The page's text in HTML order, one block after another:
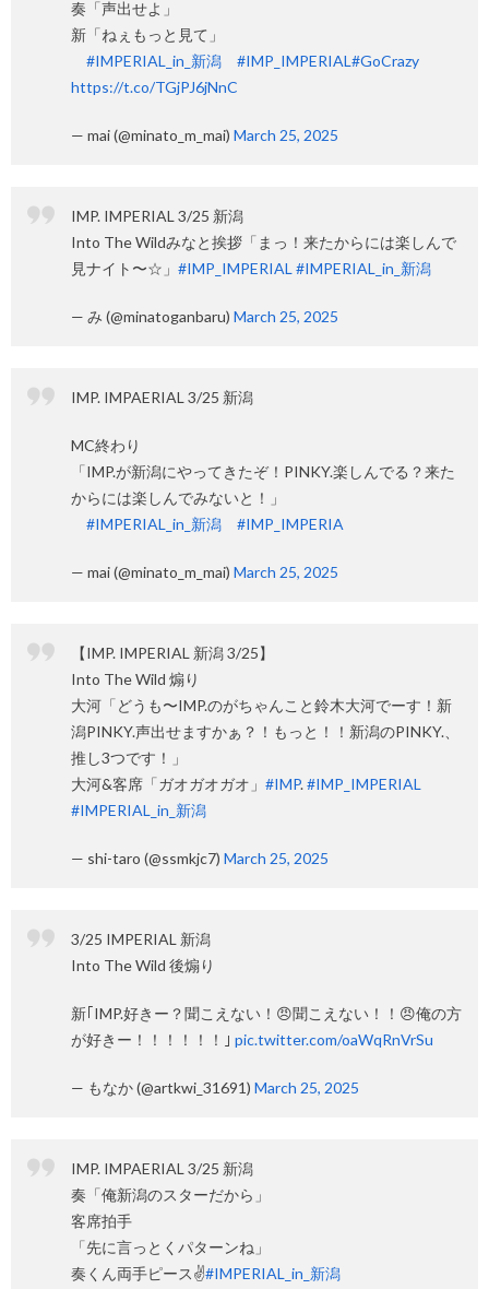
奏「声出せよ」
新「ねぇもっと見て」
#IMPERIAL_in_新潟
#IMP_IMPERIAL#GoCrazy
https://t.co/TGjPJ6jNnC
— mai (@minato_m_mai) March 25, 2025
IMP. IMPERIAL 3/25 新潟
Into The Wildみなと挨拶「まっ！来たからには楽しんで
見ナイト〜☆」 #IMP_IMPERIAL #IMPERIAL_in_新潟
— み (@minatoganbaru) March 25, 2025
IMP. IMPAERIAL 3/25 新潟
MC終わり
「IMP.が新潟にやってきたぞ！PINKY.楽しんでる？来た
からには楽しんでみないと！」
#IMPERIAL_in_新潟
#IMP_IMPERIA
— mai (@minato_m_mai) March 25, 2025
【IMP. IMPERIAL 新潟 3/25】
Into The Wild 煽り
大河「どうも〜IMP.のがちゃんこと鈴木大河でーす！新
潟PINKY.声出せますかぁ？！もっと！！新潟のPINKY.、
推し3つです！」
大河&客席「ガオガオガオ」 #IMP.#IMP_IMPERIAL
#IMPERIAL_in_新潟
— shi-taro (@ssmkjc7) March 25, 2025
3/25 IMPERIAL 新潟
Into The Wild 後煽り
新｢IMP.好きー？聞こえない！😠聞こえない！！😠俺の方
が好きー！！！！！！｣ pic.twitter.com/oaWqRnVrSu
— もなか (@artkwi_31691) March 25, 2025
IMP. IMPAERIAL 3/25 新潟
奏「俺新潟のスターだから」
客席拍手
「先に言っとくパターンね」
奏くん両手ピース✌️#IMPERIAL_in_新潟